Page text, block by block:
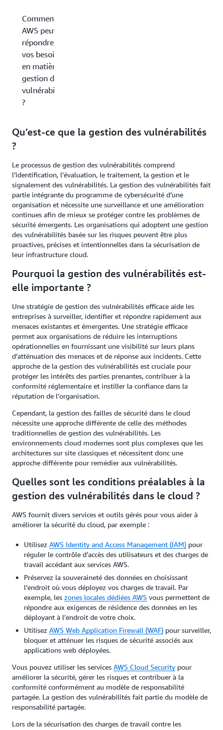
Comment
AWS peut-il
répondre à
vos besoins
en matière de
gestion des
vulnérabilités
?
Qu’est-ce que la gestion des vulnérabilités
?
Le processus de gestion des vulnérabilités comprend
l’identification, l’évaluation, le traitement, la gestion et le
signalement des vulnérabilités. La gestion des vulnérabilités fait
partie intégrante du programme de cybersécurité d’une
organisation et nécessite une surveillance et une amélioration
continues afin de mieux se protéger contre les problèmes de
sécurité émergents. Les organisations qui adoptent une gestion
des vulnérabilités basée sur les risques peuvent être plus
proactives, précises et intentionnelles dans la sécurisation de
leur infrastructure cloud.
Pourquoi la gestion des vulnérabilités est-
elle importante ?
Une stratégie de gestion des vulnérabilités efficace aide les
entreprises à surveiller, identifier et répondre rapidement aux
menaces existantes et émergentes. Une stratégie efficace
permet aux organisations de réduire les interruptions
opérationnelles en fournissant une visibilité sur leurs plans
d’atténuation des menaces et de réponse aux incidents. Cette
approche de la gestion des vulnérabilités est cruciale pour
protéger les intérêts des parties prenantes, contribuer à la
conformité réglementaire et instiller la confiance dans la
réputation de l’organisation.
Cependant, la gestion des failles de sécurité dans le cloud
nécessite une approche différente de celle des méthodes
traditionnelles de gestion des vulnérabilités. Les
environnements cloud modernes sont plus complexes que les
architectures sur site classiques et nécessitent donc une
approche différente pour remédier aux vulnérabilités.
Quelles sont les conditions préalables à la
gestion des vulnérabilités dans le cloud ?
AWS fournit divers services et outils gérés pour vous aider à
améliorer la sécurité du cloud, par exemple :
Utilisez AWS Identity and Access Management (IAM) pour
réguler le contrôle d’accès des utilisateurs et des charges de
travail accédant aux services AWS.
Préservez la souveraineté des données en choisissant
l’endroit où vous déployez vos charges de travail. Par
exemple, les zones locales dédiées AWS vous permettent de
répondre aux exigences de résidence des données en les
déployant à l’endroit de votre choix.
Utilisez AWS Web Application Firewall (WAF) pour surveiller,
bloquer et atténuer les risques de sécurité associés aux
applications web déployées.
Vous pouvez utiliser les services AWS Cloud Security pour
améliorer la sécurité, gérer les risques et contribuer à la
conformité conformément au modèle de responsabilité
partagée. La gestion des vulnérabilités fait partie du modèle de
responsabilité partagée.
Lors de la sécurisation des charges de travail contre les